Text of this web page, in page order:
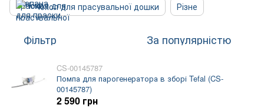
Чохол для прасувальної дошки
Різне
Фільтр За популярністю
CS-00145787
Помпа для парогенератора в зборі Tefal (CS-
00145787)
2 590 грн